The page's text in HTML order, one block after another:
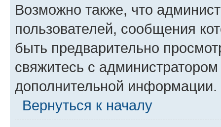
Возможно также, что
пользователей, сообщения
быть предварительно
свяжитесь с
дополнительной информации.
Вернуться к началу